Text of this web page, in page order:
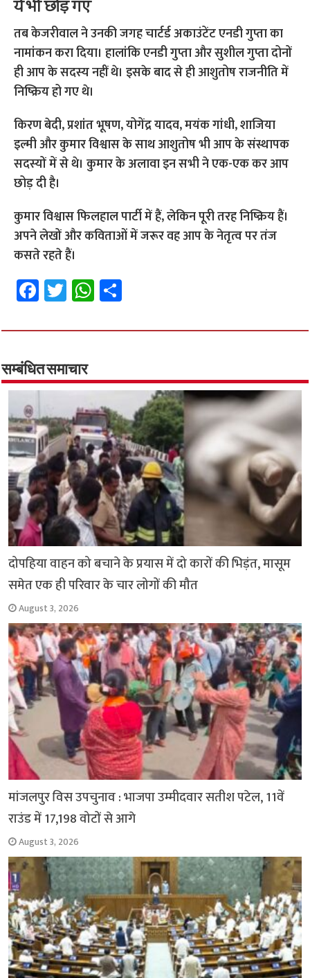
ये भी छोड़ गए
तब केजरीवाल ने उनकी जगह चार्टर्ड अकाउंटेंट एनडी गुप्ता का
नामांकन करा दिया। हालांकि एनडी गुप्ता और सुशील गुप्ता दोनों
ही आप के सदस्य नहीं थे। इसके बाद से ही आशुतोष राजनीति में
निष्क्रिय हो गए थे।
किरण बेदी, प्रशांत भूषण, योगेंद्र यादव, मयंक गांधी, शाजिया
इल्मी और कुमार विश्वास के साथ आशुतोष भी आप के संस्थापक
सदस्यों में से थे। कुमार के अलावा इन सभी ने एक-एक कर आप
छोड़ दी है।
कुमार विश्वास फिलहाल पार्टी में हैं, लेकिन पूरी तरह निष्क्रिय हैं।
अपने लेखों और कविताओं में जरूर वह आप के नेतृत्व पर तंज
कसते रहते हैं।
Fa
ce
b
o
o
k
T
wi
tt
er
W
h
at
p
p
ar
सम्बंधित समाचार
दोपहिया वाहन को बचाने के प्रयास में दो कारों की भिड़ंत, मासूम
समेत एक ही परिवार के चार लोगों की मौत
August 3, 2026
मांजलपुर विस उपचुनाव : भाजपा उम्मीदवार सतीश पटेल, 11वें
राउंड में 17,198 वोटों से आगे
August 3, 2026